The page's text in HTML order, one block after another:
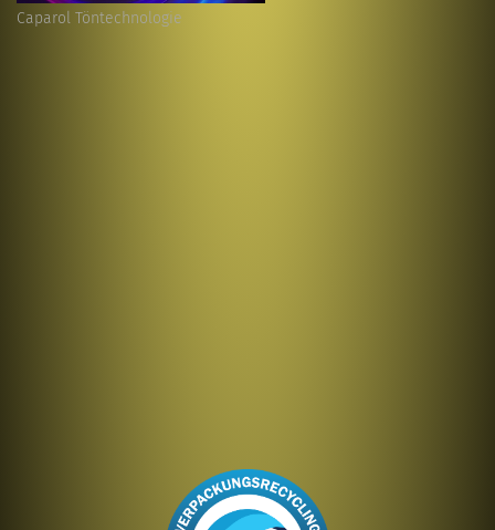
Caparol Töntechnologie